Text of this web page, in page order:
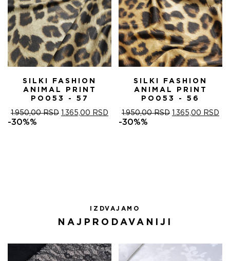
SILKI FASHION
ANIMAL PRINT
PO053 - 57
1.950,00RSD ОРИГИНАЛНА
1.365,00 RSD ТРЕНУТНА
ЦЕНА
-30%%
SILKI FASHION
ANIMAL PRINT
PO053 - 56
1.950,00RSD ОРИГИНАЛНА
1.365,00 RSD
-30%%
IZDVAJAMO
NAJPRODAVANIJI